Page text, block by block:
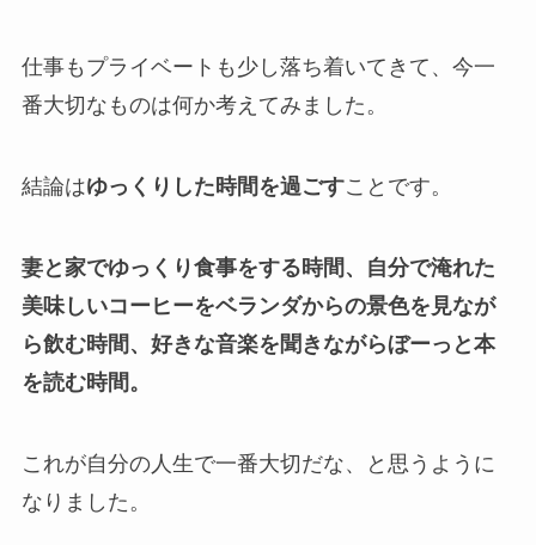
仕事もプライベートも少し落ち着いてきて、今一
番大切なものは何か考えてみました。
結論はゆっくりした時間を過ごすことです。
妻と家でゆっくり食事をする時間、自分で淹れた
美味しいコーヒーをベランダからの景色を見なが
ら飲む時間、好きな音楽を聞きながらぼーっと本
を読む時間。
これが自分の人生で一番大切だな、と思うように
なりました。